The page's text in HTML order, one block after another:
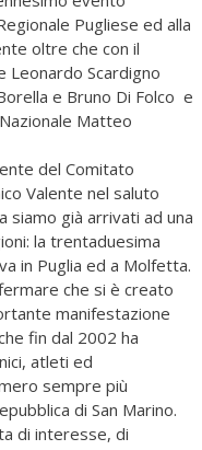
Pugliese ed alla
oltre che con il
Leonardo Scardigno
e Bruno Di Folco e
Matteo
del Comitato
Valente nel saluto
siamo già arrivati ad una
la trentaduesima
in Puglia ed a Molfetta.
che si è creato
manifestazione
fin dal 2002 ha
atleti ed
sempre più
di San Marino.
di interesse, di